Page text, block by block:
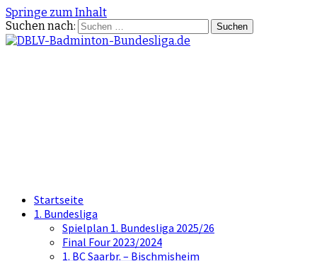
Springe zum Inhalt
Suchen nach:
Startseite
1. Bundesliga
Spielplan 1. Bundesliga 2025/26
Final Four 2023/2024
1. BC Saarbr. – Bischmisheim